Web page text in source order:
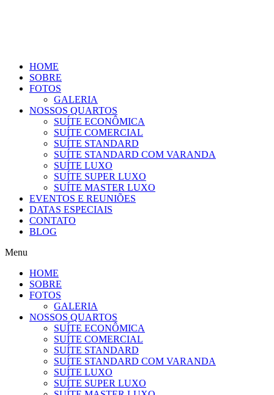
HOME
SOBRE
FOTOS
GALERIA
NOSSOS QUARTOS
SUÍTE ECONÔMICA​​
SUÍTE COMERCIAL
SUÍTE STANDARD
SUÍTE STANDARD COM VARANDA
SUÍTE LUXO
SUÍTE SUPER LUXO
SUÍTE MASTER LUXO
EVENTOS E REUNIÕES
DATAS ESPECIAIS
CONTATO
BLOG
Menu
HOME
SOBRE
FOTOS
GALERIA
NOSSOS QUARTOS
SUÍTE ECONÔMICA​​
SUÍTE COMERCIAL
SUÍTE STANDARD
SUÍTE STANDARD COM VARANDA
SUÍTE LUXO
SUÍTE SUPER LUXO